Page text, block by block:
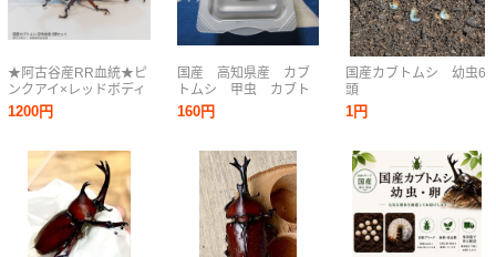
★阿古谷産RR血統★ピ
ンクアイ×レッドボディ
国産カブトムシ幼虫5頭
初〜2令 CBF4 親
1200円
国産 高知県産 カブ
トムシ 甲虫 カブト
虫 タマゴ 卵 ４
個 夏休み 宿題 A-
160円
国産カブトムシ 幼虫6
頭
1円